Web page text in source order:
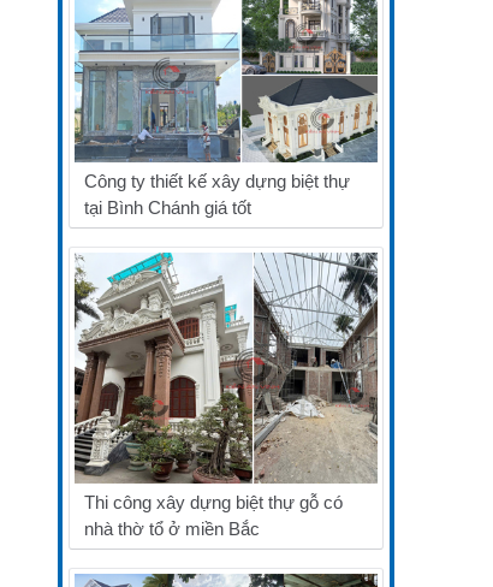
Công ty thiết kế xây dựng biệt thự
tại Bình Chánh giá tốt
Thi công xây dựng biệt thự gỗ có
nhà thờ tổ ở miền Bắc